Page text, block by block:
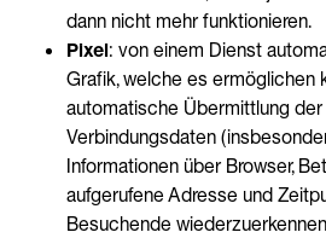
dann nicht mehr funktionieren.
Pixel: von einem Dienst
Grafik, welche es ermöglichen
automatische Übermittlung
Verbindungsdaten
Informationen über Browser,
aufgerufene Adresse und
Besuchende